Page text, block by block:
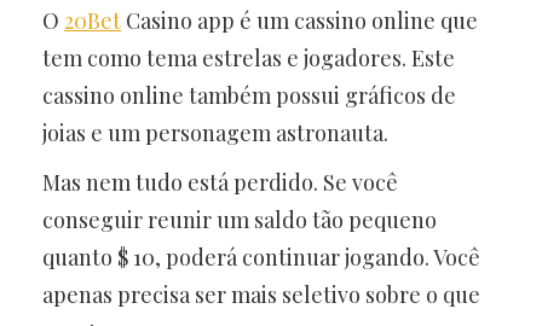
O 20Bet Casino app é um cassino online que
tem como tema estrelas e jogadores. Este
cassino online também possui gráficos de
joias e um personagem astronauta.
Mas nem tudo está perdido. Se você
conseguir reunir um saldo tão pequeno
quanto $ 10, poderá continuar jogando. Você
apenas precisa ser mais seletivo sobre o que